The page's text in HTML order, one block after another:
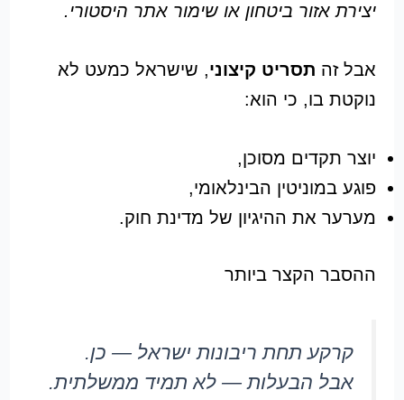
יצירת אזור ביטחון או שימור אתר היסטורי.
אבל זה תסריט קיצוני, שישראל כמעט לא
נוקטת בו, כי הוא:
יוצר תקדים מסוכן,
פוגע במוניטין הבינלאומי,
מערער את ההיגיון של מדינת חוק.
ההסבר הקצר ביותר
קרקע תחת ריבונות ישראל — כן.
אבל הבעלות — לא תמיד ממשלתית.